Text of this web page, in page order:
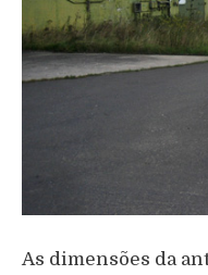
As dimensões da